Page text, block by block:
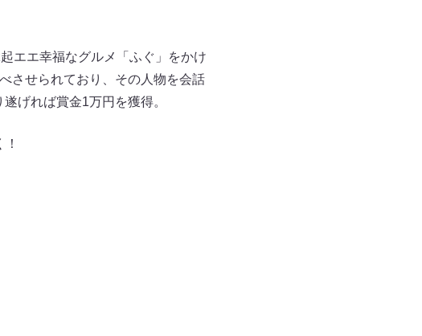
エエ幸福なグルメ「ふぐ」をかけ
させられており、その人物を会話
げれば賞金1万円を獲得。